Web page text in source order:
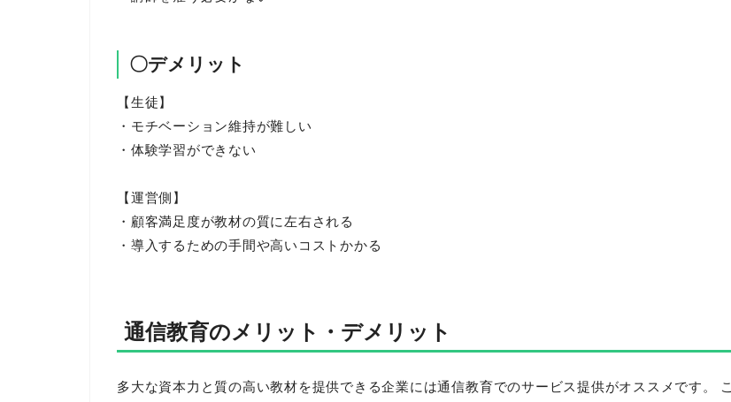
〇デメリット
【生徒】
・モチベーション維持が難しい
・体験学習ができない
【運営側】
・顧客満足度が教材の質に左右される
・導入するための手間や高いコストかかる
通信教育のメリット・デメリット
多大な資本力と質の高い教材を提供できる企業には通信教育でのサービス提供がオススメです。 こ